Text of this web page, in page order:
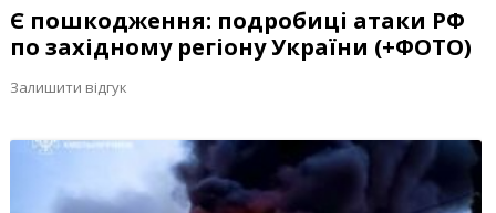
Є пошкодження: подробиці атаки РФ
по західному регіону України (+ФОТО)
Залишити відгук